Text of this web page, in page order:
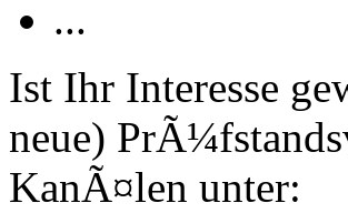
...
Ist Ihr Interesse
neue)
KanÃ¤len unter: